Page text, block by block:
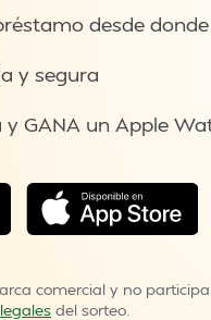
desde
y segura
y GANA un Apple
comercial y no
del sorteo.